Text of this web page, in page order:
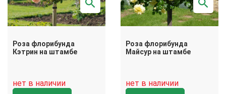
Роза флорибунда
Кэтрин на штамбе
нет в наличии
Роза флорибунда
Майсур на штамбе
нет в наличии